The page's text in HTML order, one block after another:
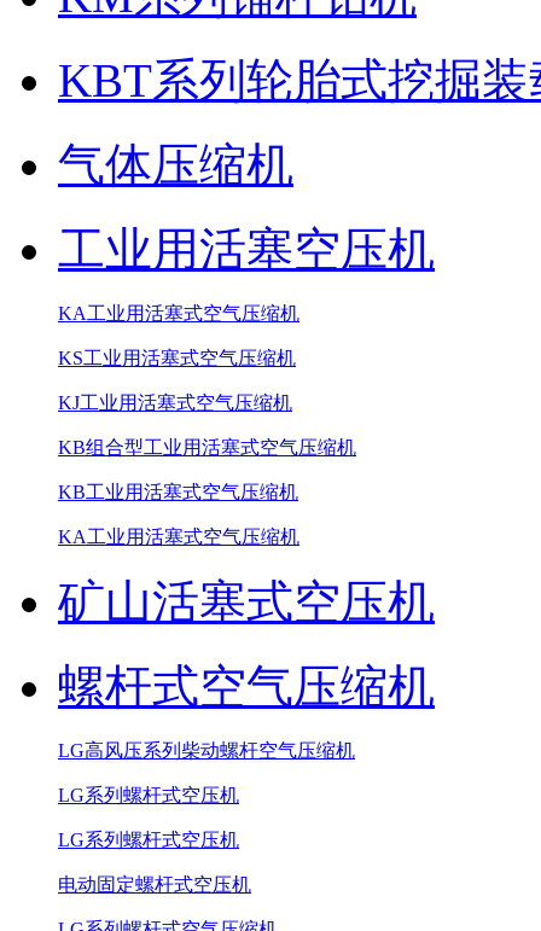
KBT系列轮胎式挖掘装
气体压缩机
工业用活塞空压机
KA工业用活塞式空气压缩机
KS工业用活塞式空气压缩机
KJ工业用活塞式空气压缩机
KB组合型工业用活塞式空气压缩机
KB工业用活塞式空气压缩机
KA工业用活塞式空气压缩机
矿山活塞式空压机
螺杆式空气压缩机
LG高风压系列柴动螺杆空气压缩机
LG系列螺杆式空压机
LG系列螺杆式空压机
电动固定螺杆式空压机